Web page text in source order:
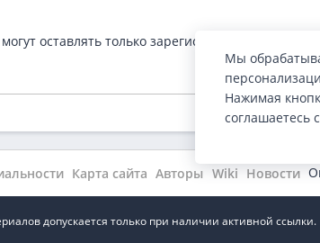
оставлять только зарегистрированные
Карта сайта Авторы Wiki Новости
допускается только при наличии активной ссылки.
Мы
Нажимая
соглашаетесь с